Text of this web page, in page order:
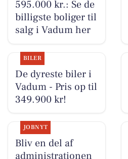
595.000 kr.: Se de
billigste boliger til
salg i Vadum her
BILER
De dyreste biler i
Vadum - Pris op til
349.900 kr!
JOBNYT
Bliv en del af
administrationen